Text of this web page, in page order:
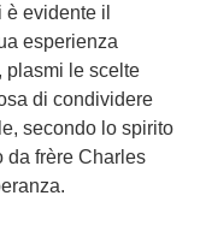
evidente il
esperienza
plasmi le scelte
di condividere
secondo lo spirito
da frère Charles